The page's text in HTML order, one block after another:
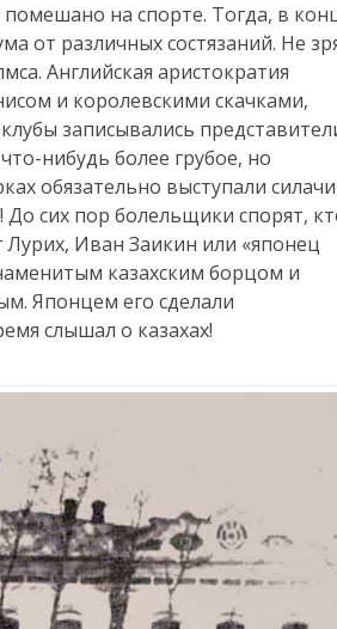
на спорте. Тогда, в
от различных состязаний. Не
Английская аристократия
и королевскими скачками,
записывались
нибудь более грубое, но
обязательно выступали
До сих пор болельщики спорят,
Иван Заикин или «японец
казахским борцом и
Японцем его сделали
слышал о казахах!